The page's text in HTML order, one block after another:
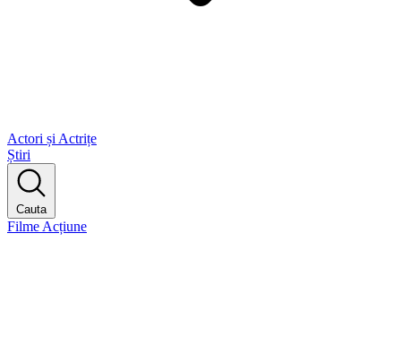
Actori și Actrițe
Știri
Cauta
Filme Acțiune